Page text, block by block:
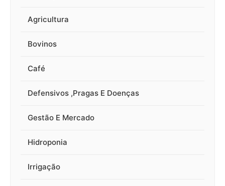
Agricultura
Bovinos
Café
Defensivos ,Pragas E Doenças
Gestão E Mercado
Hidroponia
Irrigação